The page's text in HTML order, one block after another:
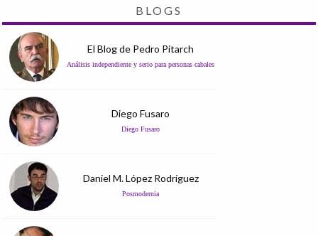
BLOGS
El Blog de Pedro Pitarch
Análisis independiente y serio para personas cabales
Diego Fusaro
Diego Fusaro
Daniel M. López Rodríguez
Posmodernia